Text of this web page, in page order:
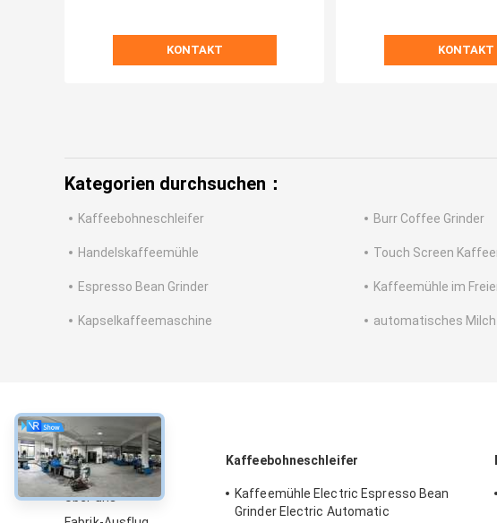
KONTAKT KONTAKT
Kategorien durchsuchen：
Kaffeebohneschleifer Burr Coffee Grinder
Handelskaffeemühle Touch Screen
Espresso Bean Grinder Kaffeemühle im
Kapselkaffeemaschine automatisches
über
Über uns
Kaffeebohneschleifer
Kaffeemühle Electric Espresso Bean
Grinder Electric Automatic